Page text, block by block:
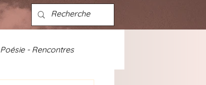
Poésie - Rencontres